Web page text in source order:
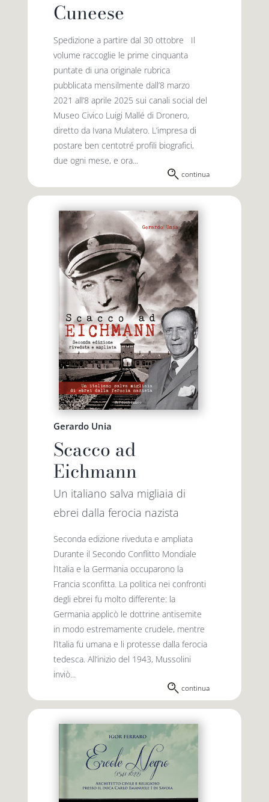
Cuneese
Spedizione a partire dal 30 ottobre Il
volume raccoglie le prime cinquanta
puntate di una originale rubrica
pubblicata mensilmente dall’8 marzo
2021 all’8 aprile 2025 sui canali social del
Museo Civico Luigi Mallé di Dronero,
diretto da Ivana Mulatero. L’impresa di
postare ben centotré profili biografici,
due ogni mese, e ora...
continua
Gerardo Unia
Scacco ad
Eichmann
Un italiano salva migliaia di
ebrei dalla ferocia nazista
Seconda edizione riveduta e ampliata
Durante il Secondo Conflitto Mondiale
l’Italia e la Germania occuparono la
Francia sconfitta. La politica nei confronti
degli ebrei fu molto differente: la
Germania applicò le dottrine antisemite
in modo estremamente crudele, mentre
l’Italia fu umana e li protesse dalla ferocia
tedesca. All’inizio del 1943, Mussolini
inviò...
continua